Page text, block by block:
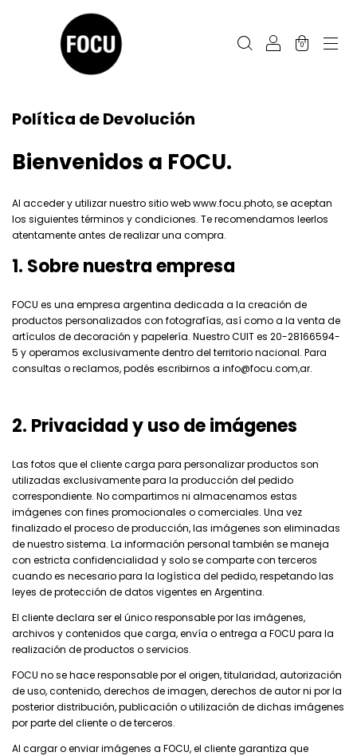
0
Política de Devolución
Bienvenidos a FOCU.
Al acceder y utilizar nuestro sitio webwww.focu.photo, se aceptan
los siguientes términos y condiciones. Te recomendamos leerlos
atentamente antes de realizar una compra.
1. Sobre nuestra empresa
FOCU es una empresa argentina dedicada a la creación de
productos personalizados con fotografías, así como a la venta de
artículos de decoración y papelería. Nuestro CUIT es 20-28166594-
5 y operamos exclusivamente dentro del territorio nacional. Para
consultas o reclamos, podés escribirnos a info@focu.com,ar.
2. Privacidad y uso de imágenes
Las fotos que el cliente carga para personalizar productos son
utilizadas exclusivamente para la producción del pedido
correspondiente. No compartimos ni almacenamos estas
imágenes con fines promocionales o comerciales. Una vez
finalizado el proceso de producción, las imágenes son eliminadas
de nuestro sistema. La información personal también se maneja
con estricta confidencialidad y solo se comparte con terceros
cuando es necesario para la logística del pedido, respetando las
leyes de protección de datos vigentes en Argentina.
El cliente declara ser el único responsable por las imágenes,
archivos y contenidos que carga, envía o entrega a FOCU para la
realización de productos o servicios.
FOCU no se hace responsable por el origen, titularidad, autorización
de uso, contenido, derechos de imagen, derechos de autor ni por la
posterior distribución, publicación o utilización de dichas imágenes
por parte del cliente o de terceros.
Al cargar o enviar imágenes a FOCU, el cliente garantiza que